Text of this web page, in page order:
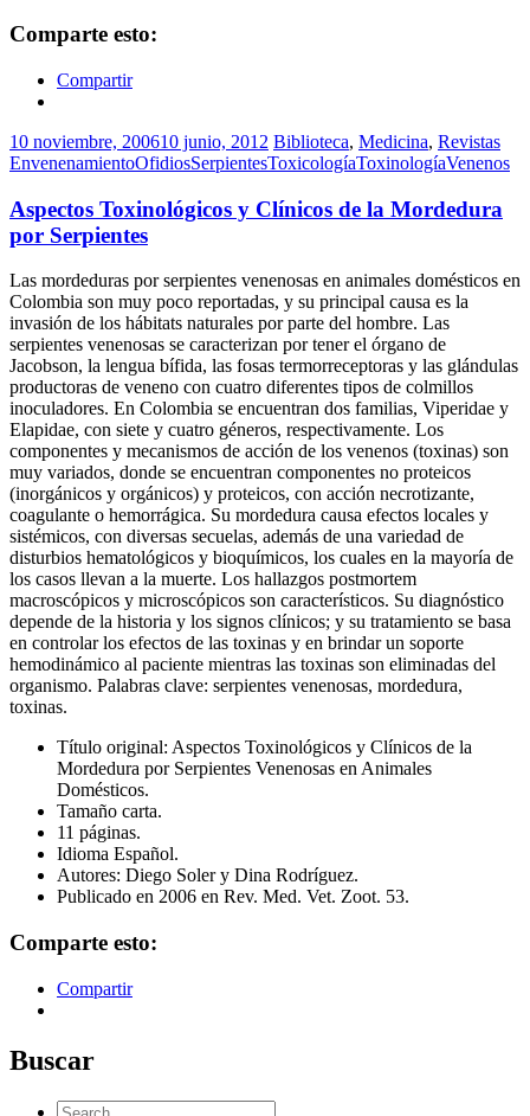
Comparte esto:
Compartir
10 noviembre, 200610 junio, 2012 Biblioteca, Medicina, Revistas
EnvenenamientoOfidiosSerpientesToxicologíaToxinologíaVenenos
Aspectos Toxinológicos y Clínicos de la Mordedura
por Serpientes
Las mordeduras por serpientes venenosas en animales domésticos en
Colombia son muy poco reportadas, y su principal causa es la
invasión de los hábitats naturales por parte del hombre. Las
serpientes venenosas se caracterizan por tener el órgano de
Jacobson, la lengua bífida, las fosas termorreceptoras y las glándulas
productoras de veneno con cuatro diferentes tipos de colmillos
inoculadores. En Colombia se encuentran dos familias, Viperidae y
Elapidae, con siete y cuatro géneros, respectivamente. Los
componentes y mecanismos de acción de los venenos (toxinas) son
muy variados, donde se encuentran componentes no proteicos
(inorgánicos y orgánicos) y proteicos, con acción necrotizante,
coagulante o hemorrágica. Su mordedura causa efectos locales y
sistémicos, con diversas secuelas, además de una variedad de
disturbios hematológicos y bioquímicos, los cuales en la mayoría de
los casos llevan a la muerte. Los hallazgos postmortem
macroscópicos y microscópicos son característicos. Su diagnóstico
depende de la historia y los signos clínicos; y su tratamiento se basa
en controlar los efectos de las toxinas y en brindar un soporte
hemodinámico al paciente mientras las toxinas son eliminadas del
organismo. Palabras clave: serpientes venenosas, mordedura,
toxinas.
Título original: Aspectos Toxinológicos y Clínicos de la
Mordedura por Serpientes Venenosas en Animales
Domésticos.
Tamaño carta.
11 páginas.
Idioma Español.
Autores: Diego Soler y Dina Rodríguez.
Publicado en 2006 en Rev. Med. Vet. Zoot. 53.
Comparte esto:
Compartir
Buscar